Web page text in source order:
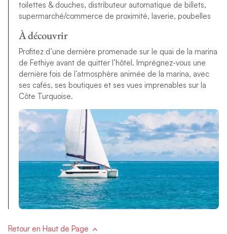
toilettes & douches, distributeur automatique de billets,
supermarché/commerce de proximité, laverie, poubelles
À découvrir
Profitez d’une dernière promenade sur le quai de la marina
de Fethiye avant de quitter l’hôtel. Imprégnez-vous une
dernière fois de l’atmosphère animée de la marina, avec
ses cafés, ses boutiques et ses vues imprenables sur la
Côte Turquoise.
Retour en Haut de Page